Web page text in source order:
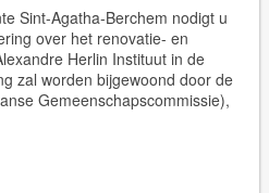
Sint-Agatha-Berchem nodigt u
over het renovatie- en
Herlin Instituut in de
zal worden bijgewoond door de
Gemeenschapscommissie),